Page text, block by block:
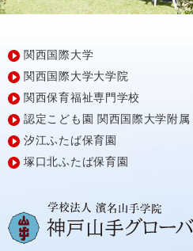
関西国際大学
関西国際大学大学院
関西保育福祉専門学校
認定こども園 関西国際大学附属
汐江ふたば保育園
塚口北ふたば保育園